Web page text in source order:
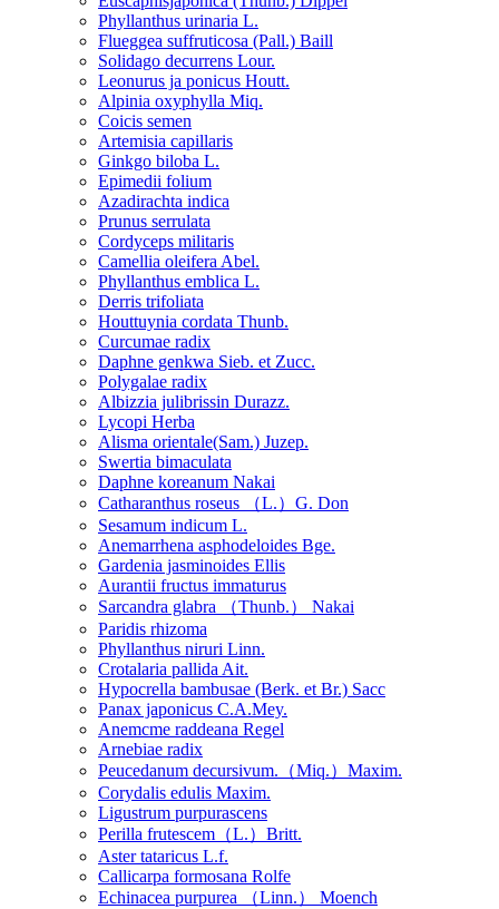
Phyllanthus urinaria L.
Flueggea suffruticosa (Pall.) Baill
Solidago decurrens Lour.
Leonurus ja ponicus Houtt.
Alpinia oxyphylla Miq.
Coicis semen
Artemisia capillaris
Ginkgo biloba L.
Epimedii folium
Azadirachta indica
Prunus serrulata
Cordyceps militaris
Camellia oleifera Abel.
Phyllanthus emblica L.
Derris trifoliata
Houttuynia cordata Thunb.
Curcumae radix
Daphne genkwa Sieb. et Zucc.
Polygalae radix
Albizzia julibrissin Durazz.
Lycopi Herba
Alisma orientale(Sam.) Juzep.
Swertia bimaculata
Daphne koreanum Nakai
Catharanthus roseus （L.）G. Don
Sesamum indicum L.
Anemarrhena asphodeloides Bge.
Gardenia jasminoides Ellis
Aurantii fructus immaturus
Sarcandra glabra （Thunb.） Nakai
Paridis rhizoma
Phyllanthus niruri Linn.
Crotalaria pallida Ait.
Hypocrella bambusae (Berk. et Br.) Sacc
Panax japonicus C.A.Mey.
Anemcme raddeana Regel
Arnebiae radix
Peucedanum decursivum.（Miq.）Maxim.
Corydalis edulis Maxim.
Ligustrum purpurascens
Perilla frutescem（L.）Britt.
Aster tataricus L.f.
Callicarpa formosana Rolfe
Echinacea purpurea （Linn.） Moench